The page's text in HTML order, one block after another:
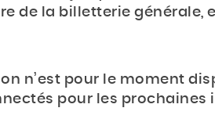
de la billetterie générale,
n’est pour le moment
pour les prochaines